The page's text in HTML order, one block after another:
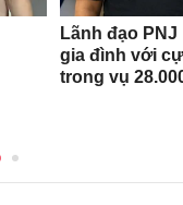
Lãnh đạo
gia đình với
trong vụ